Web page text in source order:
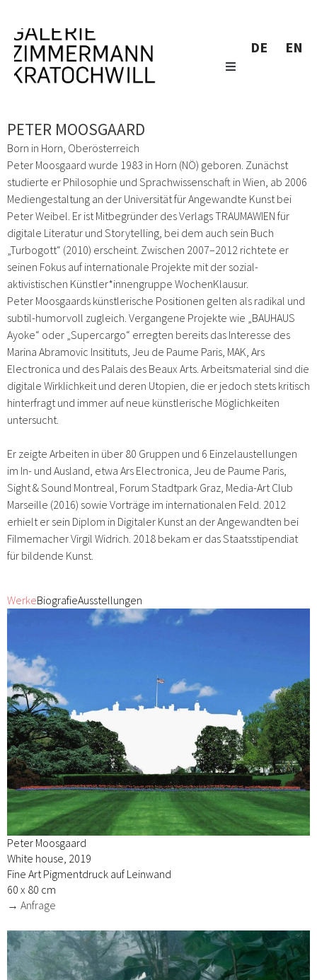
DE EN
PETER MOOSGAARD
Born in Horn, Oberösterreich
Peter Moosgaard wurde 1983 in Horn (NÖ) geboren. Zunächst
studierte er Philosophie und Sprachwissenschaft in Wien, ab 2006
Mediengestaltung an der Universität für Angewandte Kunst bei
Peter Weibel. Er ist Mitbegründer des Verlags TRAUMAWIEN für
digitale Literatur und Storytelling, bei dem auch sein Buch
„Turbogott“ (2010) erscheint. Zwischen 2007–2012 richtete er
seinen Fokus auf internationale Projekte mit der sozial-
aktivistischen Künstler*innengruppe WochenKlausur.
Peter Moosgaards künstlerische Positionen gelten als radikal und
subtil-humorvoll zugleich. Vergangene Projekte wie „BAUHAUS
Ayoke“ oder „Supercargo“ erregten bereits das Interesse des
Marina Abramovic Insitituts, Jeu de Paume Paris, MAK, Ars
Electronica und des Palais des Beaux Arts. Arbeitsmaterial sind die
digitale Wirklichkeit und deren Utopien, die er jedoch stets kritisch
hinterfragt und immer auf neue künstlerische Möglichkeiten
untersucht.
Er zeigte Arbeiten in über 80 Gruppen und 6 Einzelaustellungen
im In- und Ausland, etwa Ars Electronica, Jeu de Paume Paris,
Sight & Sound Montreal, Forum Stadtpark Graz, Media-Art Club
Marseille (2016) sowie Vorträge im internationalen Feld. 2012
erhielt er sein Diplom in Digitaler Kunst an der Angewandten bei
Filmemacher Virgil Widrich. 2018 bekam er das Staatsstipendiat
für bildende Kunst.
WerkeBiografieAusstellungen
Peter Moosgaard
White house, 2019
Fine Art Pigmentdruck auf Leinwand
60 x 80 cm
→ Anfrage